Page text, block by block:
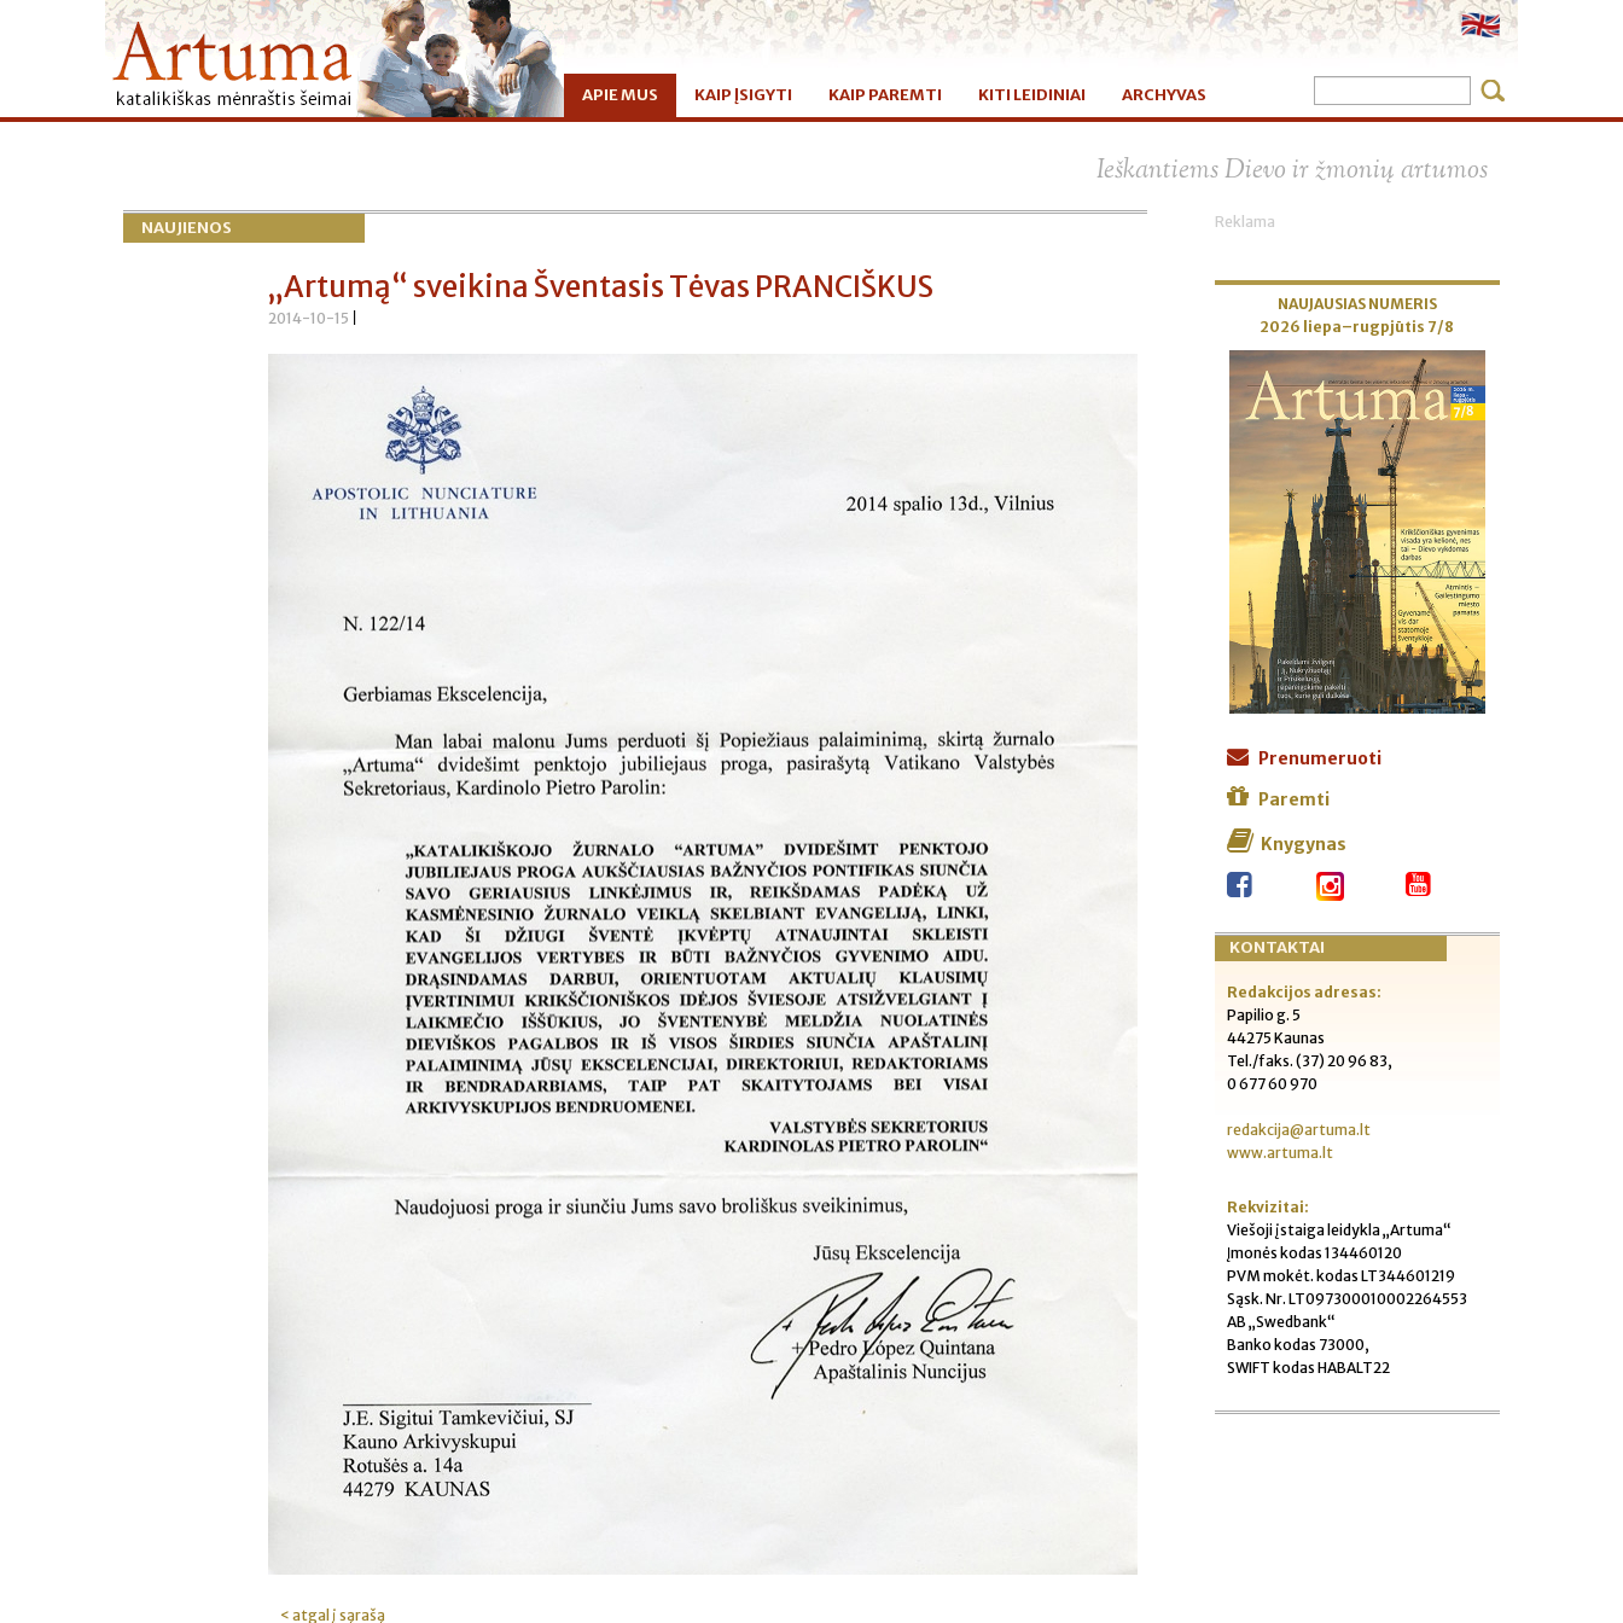
APIE MUS KAIP ĮSIGYTI KAIP PAREMTI KITI LEIDINIAI ARCHYVAS
Ieškantiems Dievo ir žmonių artumos
NAUJIENOS
„Artumą“ sveikina Šventasis Tėvas PRANCIŠKUS
2014-10-15
< atgal į sąrašą
Reklama
NAUJAUSIAS NUMERIS
2026 liepa–rugpjūtis 7/8
Prenumeruoti
Paremti
Knygynas
KONTAKTAI
Redakcijos adresas:
Papilio g. 5
44275 Kaunas
Tel./faks. (37) 20 96 83,
0 677 60 970
redakcija@artuma.lt
www.artuma.lt
Rekvizitai:
Viešoji įstaiga leidykla „Artuma“
Įmonės kodas 134460120
PVM mokėt. kodas LT344601219
Sąsk. Nr. LT097300010002264553
AB „Swedbank“
Banko kodas 73000,
SWIFT kodas HABALT22